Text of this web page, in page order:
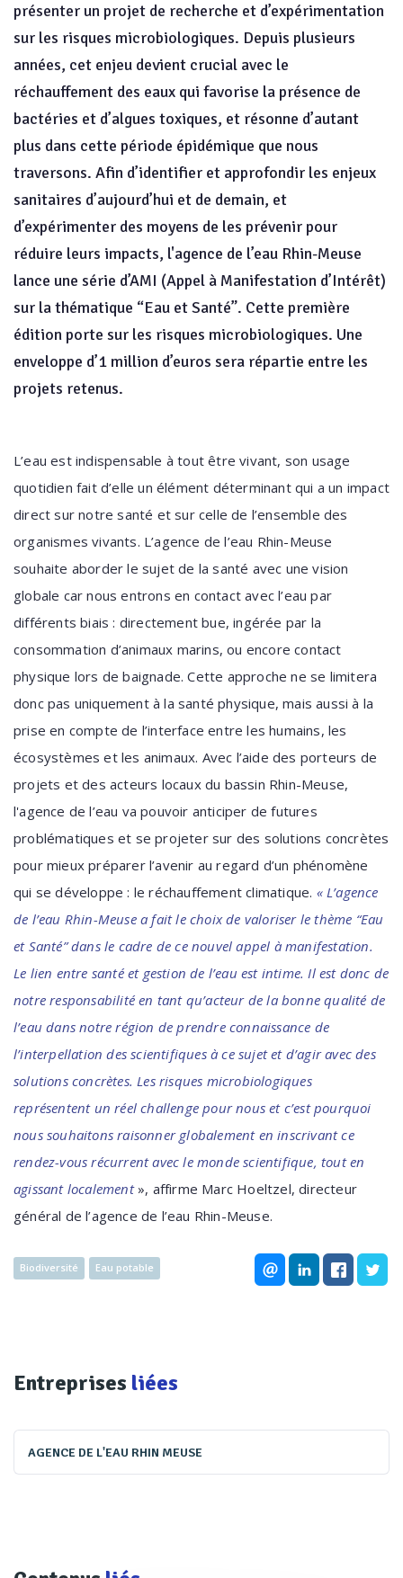
présenter un projet de recherche et d’expérimentation
sur les risques microbiologiques. Depuis plusieurs
années, cet enjeu devient crucial avec le
réchauffement des eaux qui favorise la présence de
bactéries et d’algues toxiques, et résonne d’autant
plus dans cette période épidémique que nous
traversons. Afin d’identifier et approfondir les enjeux
sanitaires d’aujourd’hui et de demain, et
d’expérimenter des moyens de les prévenir pour
réduire leurs impacts, l'agence de l’eau Rhin-Meuse
lance une série d’AMI (Appel à Manifestation d’Intérêt)
sur la thématique “Eau et Santé”. Cette première
édition porte sur les risques microbiologiques. Une
enveloppe d’1 million d’euros sera répartie entre les
projets retenus.
L’eau est indispensable à tout être vivant, son usage
quotidien fait d’elle un élément déterminant qui a un impact
direct sur notre santé et sur celle de l’ensemble des
organismes vivants. L’agence de l’eau Rhin-Meuse
souhaite aborder le sujet de la santé avec une vision
globale car nous entrons en contact avec l’eau par
différents biais : directement bue, ingérée par la
consommation d’animaux marins, ou encore contact
physique lors de baignade. Cette approche ne se limitera
donc pas uniquement à la santé physique, mais aussi à la
prise en compte de l’interface entre les humains, les
écosystèmes et les animaux. Avec l’aide des porteurs de
projets et des acteurs locaux du bassin Rhin-Meuse,
l'agence de l’eau va pouvoir anticiper de futures
problématiques et se projeter sur des solutions concrètes
pour mieux préparer l’avenir au regard d’un phénomène
qui se développe : le réchauffement climatique. «L’agence
de l’eau Rhin-Meuse a fait le choix de valoriser le thème “Eau
et Santé” dans le cadre de ce nouvel appel à manifestation.
Le lien entre santé et gestion de l’eau est intime. Il est donc de
notre responsabilité en tant qu’acteur de la bonne qualité de
l’eau dans notre région de prendre connaissance de
l’interpellation des scientifiques à ce sujet et d’agir avec des
solutions concrètes. Les risques microbiologiques
représentent un réel challenge pour nous et c’est pourquoi
nous souhaitons raisonner globalement en inscrivant ce
rendez-vous récurrent avec le monde scientifique, tout en
agissant localement», affirme Marc Hoeltzel, directeur
général de l’agence de l’eau Rhin-Meuse.
Biodiversité Eau potable
Entreprises liées
AGENCE DE L'EAU RHIN MEUSE